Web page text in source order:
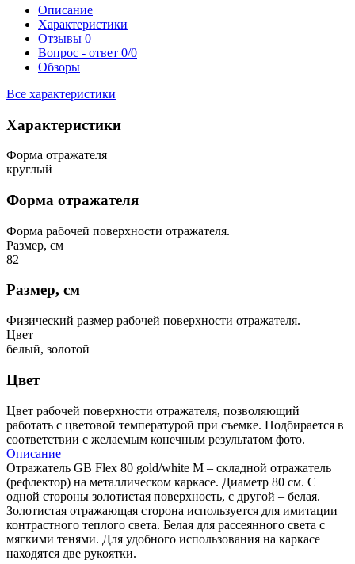
Описание
Характеристики
Отзывы 0
Вопрос - ответ 0/0
Обзоры
Все характеристики
Характеристики
Форма отражателя
круглый
Форма отражателя
Форма рабочей поверхности отражателя.
Размер, см
82
Размер, см
Физический размер рабочей поверхности отражателя.
Цвет
белый, золотой
Цвет
Цвет рабочей поверхности отражателя, позволяющий
работать с цветовой температурой при съемке. Подбирается в
соответствии с желаемым конечным результатом фото.
Описание
Отражатель GB Flex 80 gold/white M – складной отражатель
(рефлектор) на металлическом каркасе. Диаметр 80 см. С
одной стороны золотистая поверхность, с другой – белая.
Золотистая отражающая сторона используется для имитации
контрастного теплого света. Белая для рассеянного света с
мягкими тенями. Для удобного использования на каркасе
находятся две рукоятки.